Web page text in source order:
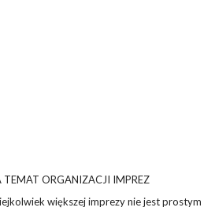
TEMAT ORGANIZACJI IMPREZ
większej imprezy nie jest prostym